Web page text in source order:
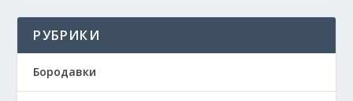
РУБРИКИ
Бородавки